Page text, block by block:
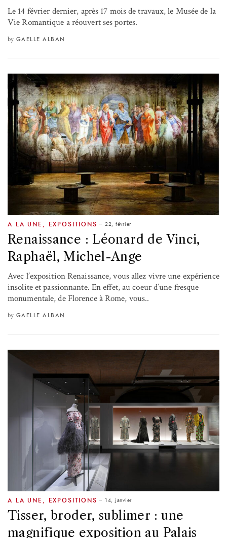
Le 14 février dernier, après 17 mois de travaux, le Musée de la
Vie Romantique a réouvert ses portes.
by GAELLE ALBAN
A LA UNE EXPOSITIONS 22, février
Renaissance : Léonard de Vinci,
Raphaël, Michel-Ange
Avec l’exposition Renaissance, vous allez vivre une expérience
insolite et passionnante. En effet, au coeur d’une fresque
monumentale, de Florence à Rome, vous..
by GAELLE ALBAN
A LA UNE EXPOSITIONS 14, janvier
Tisser, broder, sublimer : une
magnifique exposition au Palais